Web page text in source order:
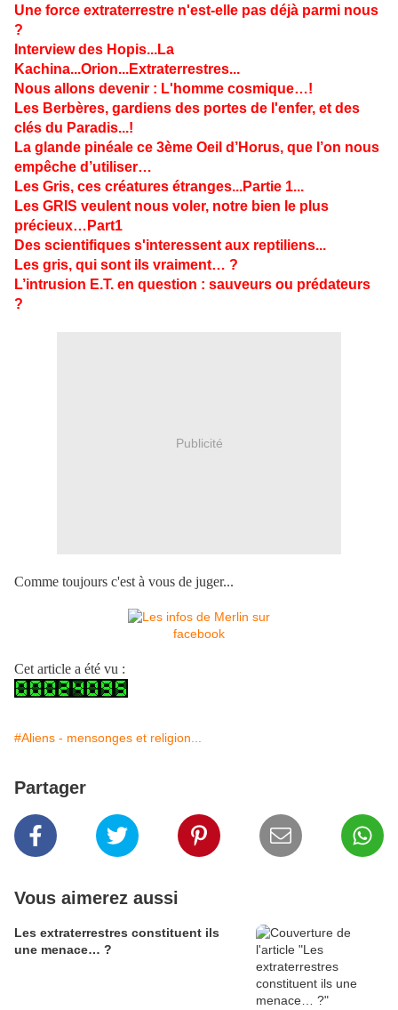
Une force extraterrestre n'est-elle pas déjà parmi nous
?
Interview des Hopis...La
Kachina...Orion...Extraterrestres...
Nous allons devenir : L'homme cosmique…!
Les Berbères, gardiens des portes de l'enfer, et des
clés du Paradis...!
La glande pinéale ce 3ème Oeil d’Horus, que l’on nous
empêche d’utiliser…
Les Gris, ces créatures étranges...Partie 1...
Les GRIS veulent nous voler, notre bien le plus
précieux…Part1
Des scientifiques s'interessent aux reptiliens...
Les gris, qui sont ils vraiment… ?
L’intrusion E.T. en question : sauveurs ou prédateurs
?
Publicité
Comme toujours c'est à vous de juger...
Cet article a été vu :
#Aliens - mensonges et religion...
Partager
Vous aimerez aussi
Les extraterrestres constituent ils
une menace… ?